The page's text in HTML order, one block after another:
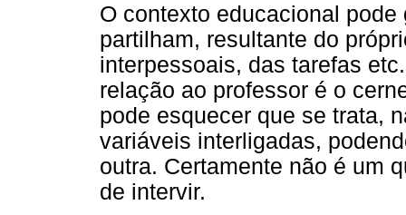
O contexto educacional
partilham, resultante do
interpessoais, das tarefas
relação ao professor é o
pode esquecer que se trata,
variáveis interligadas,
outra. Certamente não é um
de intervir.